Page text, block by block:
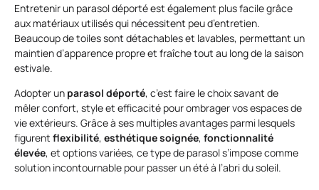
Entretenir un parasol déporté est également plus facile grâce
aux matériaux utilisés qui nécessitent peu d’entretien.
Beaucoup de toiles sont détachables et lavables, permettant un
maintien d’apparence propre et fraîche tout au long de la saison
estivale.
Adopter un parasol déporté, c’est faire le choix savant de
mêler confort, style et efficacité pour ombrager vos espaces de
vie extérieurs. Grâce à ses multiples avantages parmi lesquels
figurent flexibilité, esthétique soignée, fonctionnalité
élevée, et options variées, ce type de parasol s’impose comme
solution incontournable pour passer un été à l’abri du soleil.